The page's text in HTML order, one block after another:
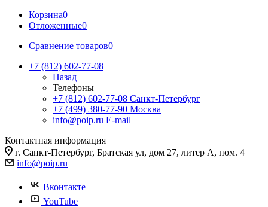
Корзина0
Отложенные0
Сравнение товаров0
+7 (812) 602-77-08
Назад
Телефоны
+7 (812) 602-77-08 Санкт-Петербург
+7 (499) 380-77-90 Москва
info@poip.ru E-mail
Контактная информация
г. Санкт-Петербург, Братская ул, дом 27, литер А, пом. 4
info@poip.ru
Вконтакте
YouTube